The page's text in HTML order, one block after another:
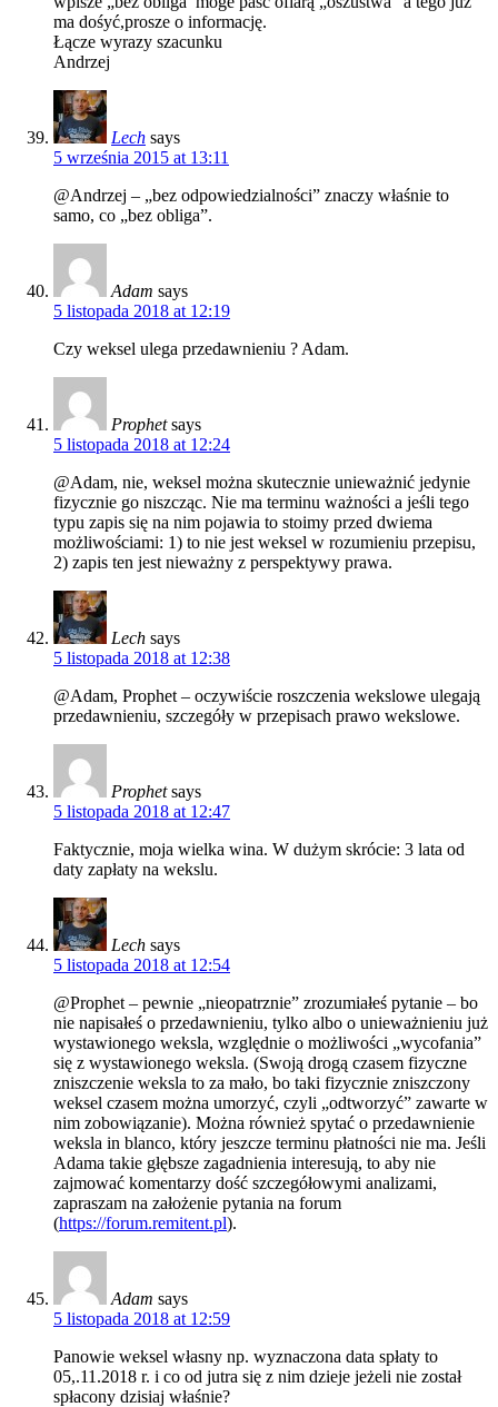
ma dośyć,prosze o informację.
Łącze wyrazy szacunku
Andrzej
Lech says
5 września 2015 at 13:11
@Andrzej – „bez odpowiedzialności” znaczy właśnie to
samo, co „bez obliga”.
Adam says
5 listopada 2018 at 12:19
Czy weksel ulega przedawnieniu ? Adam.
Prophet says
5 listopada 2018 at 12:24
@Adam, nie, weksel można skutecznie unieważnić jedynie
fizycznie go niszcząc. Nie ma terminu ważności a jeśli tego
typu zapis się na nim pojawia to stoimy przed dwiema
możliwościami: 1) to nie jest weksel w rozumieniu przepisu,
2) zapis ten jest nieważny z perspektywy prawa.
Lech says
5 listopada 2018 at 12:38
@Adam, Prophet – oczywiście roszczenia wekslowe ulegają
przedawnieniu, szczegóły w przepisach prawo wekslowe.
Prophet says
5 listopada 2018 at 12:47
Faktycznie, moja wielka wina. W dużym skrócie: 3 lata od
daty zapłaty na wekslu.
Lech says
5 listopada 2018 at 12:54
@Prophet – pewnie „nieopatrznie” zrozumiałeś pytanie – bo
nie napisałeś o przedawnieniu, tylko albo o unieważnieniu już
wystawionego weksla, względnie o możliwości „wycofania”
się z wystawionego weksla. (Swoją drogą czasem fizyczne
zniszczenie weksla to za mało, bo taki fizycznie zniszczony
weksel czasem można umorzyć, czyli „odtworzyć” zawarte w
nim zobowiązanie). Można również spytać o przedawnienie
weksla in blanco, który jeszcze terminu płatności nie ma. Jeśli
Adama takie głębsze zagadnienia interesują, to aby nie
zajmować komentarzy dość szczegółowymi analizami,
zapraszam na założenie pytania na forum
(https://forum.remitent.pl).
Adam says
5 listopada 2018 at 12:59
Panowie weksel własny np. wyznaczona data spłaty to
05,.11.2018 r. i co od jutra się z nim dzieje jeżeli nie został
spłacony dzisiaj właśnie?